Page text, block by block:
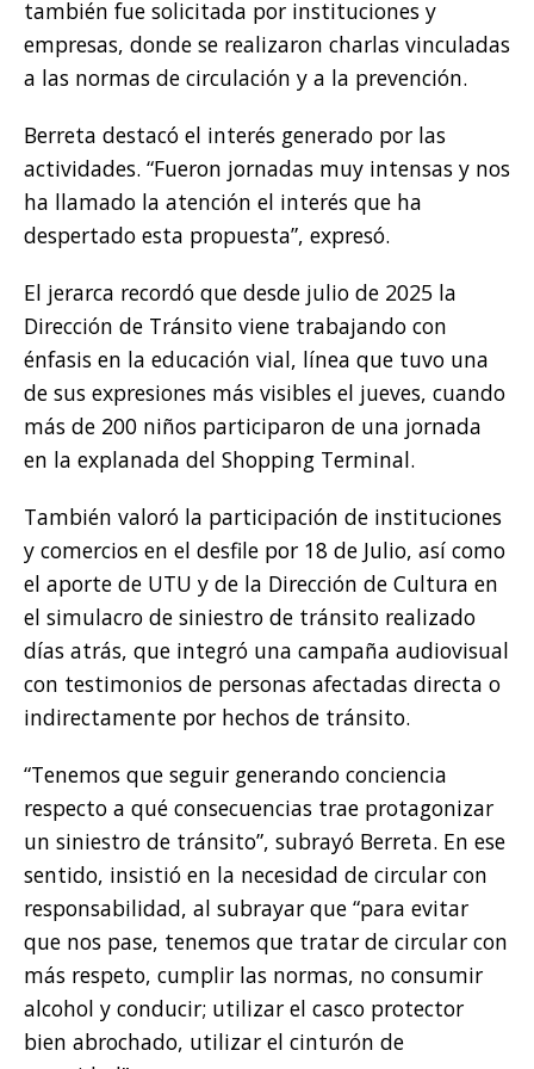
también fue solicitada por instituciones y
empresas, donde se realizaron charlas vinculadas
a las normas de circulación y a la prevención.
Berreta destacó el interés generado por las
actividades. “Fueron jornadas muy intensas y nos
ha llamado la atención el interés que ha
despertado esta propuesta”, expresó.
El jerarca recordó que desde julio de 2025 la
Dirección de Tránsito viene trabajando con
énfasis en la educación vial, línea que tuvo una
de sus expresiones más visibles el jueves, cuando
más de 200 niños participaron de una jornada
en la explanada del Shopping Terminal.
También valoró la participación de instituciones
y comercios en el desfile por 18 de Julio, así como
el aporte de UTU y de la Dirección de Cultura en
el simulacro de siniestro de tránsito realizado
días atrás, que integró una campaña audiovisual
con testimonios de personas afectadas directa o
indirectamente por hechos de tránsito.
“Tenemos que seguir generando conciencia
respecto a qué consecuencias trae protagonizar
un siniestro de tránsito”, subrayó Berreta. En ese
sentido, insistió en la necesidad de circular con
responsabilidad, al subrayar que “para evitar
que nos pase, tenemos que tratar de circular con
más respeto, cumplir las normas, no consumir
alcohol y conducir; utilizar el casco protector
bien abrochado, utilizar el cinturón de